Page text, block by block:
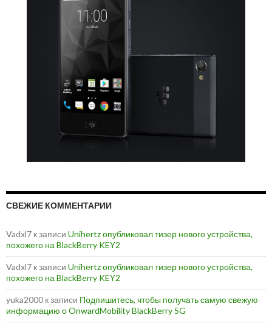
СВЕЖИЕ КОММЕНТАРИИ
Vadxl7 к записи Unihertz опубликовал тизер нового устройства,
похожего на BlackBerry KEY2
Vadxl7 к записи Unihertz опубликовал тизер нового устройства,
похожего на BlackBerry KEY2
yuka2000 к записи Подпишитесь, чтобы получать самую свежую
информацию о OnwardMobility BlackBerry 5G